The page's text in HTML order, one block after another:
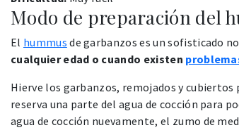
Modo de preparación del
El hummus de garbanzos es un sofisticado
cualquier edad o cuando existen
Hierve los garbanzos, remojados y
reserva una parte del agua de cocción para
agua de cocción nuevamente, el zumo de